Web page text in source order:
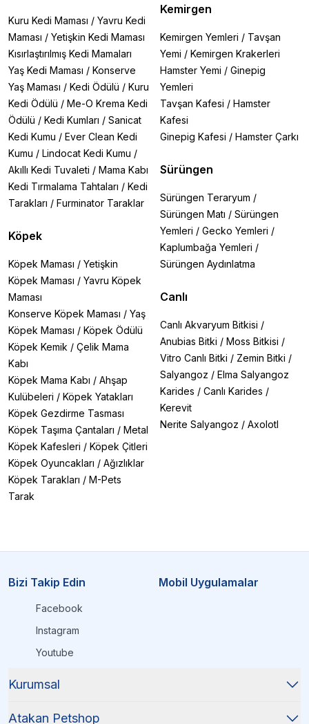
Kuru Kedi Maması / Yavru Kedi
Maması / Yetişkin Kedi Maması
Kısırlaştırılmış Kedi Mamaları
Yaş Kedi Maması / Konserve
Yaş Maması / Kedi Ödülü / Kuru
Kedi Ödülü / Me-O Krema Kedi
Ödülü / Kedi Kumları / Sanicat
Kedi Kumu / Ever Clean Kedi
Kumu / Lindocat Kedi Kumu /
Akıllı Kedi Tuvaleti / Mama Kabı
Kedi Tırmalama Tahtaları / Kedi
Tarakları / Furminator Taraklar
Köpek
Köpek Maması / Yetişkin
Köpek Maması / Yavru Köpek
Maması
Konserve Köpek Maması / Yaş
Köpek Maması / Köpek Ödülü
Köpek Kemik / Çelik Mama
Kabı
Köpek Mama Kabı / Ahşap
Kulübeleri / Köpek Yatakları
Köpek Gezdirme Tasması
Köpek Taşıma Çantaları / Metal
Köpek Kafesleri / Köpek Çitleri
Köpek Oyuncakları / Ağızlıklar
Köpek Tarakları / M-Pets
Tarak
Kemirgen
Kemirgen Yemleri / Tavşan
Yemi / Kemirgen Krakerleri
Hamster Yemi / Ginepig
Yemleri
Tavşan Kafesi / Hamster
Kafesi
Ginepig Kafesi / Hamster Çarkı
Sürüngen
Sürüngen Teraryum /
Sürüngen Matı / Sürüngen
Yemleri / Gecko Yemleri /
Kaplumbağa Yemleri /
Sürüngen Aydınlatma
Canlı
Canlı Akvaryum Bitkisi /
Anubias Bitki / Moss Bitkisi /
Vitro Canlı Bitki / Zemin Bitki /
Salyangoz / Elma Salyangoz
Karides / Canlı Karides /
Kerevit
Nerite Salyangoz / Axolotl
Bizi Takip Edin
Facebook
Instagram
Youtube
Mobil Uygulamalar
Kurumsal
Atakan Petshop